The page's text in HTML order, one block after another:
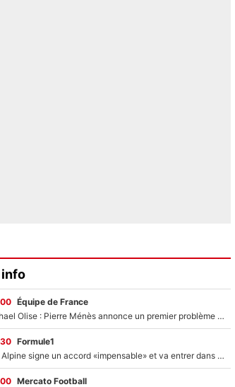
info
Équipe de France
Michael Olise : Pierre Ménès annonce un premier problème pour Zinedine Zidane en équipe de France
Formule1
F1 - Alpine signe un accord «impensable» et va entrer dans une nouvelle dimension : Grande nouvelle pour Pierre Gasly !
Mercato Football